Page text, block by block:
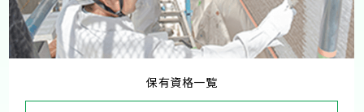
保有資格一覧